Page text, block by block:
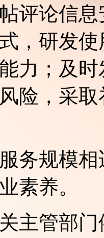
帖评论信
，研发
力；及
险，采
服务规模
素养。
关主管部